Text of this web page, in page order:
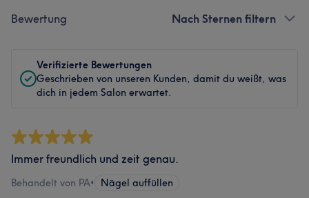
Bewertung Nach Sternen filtern
Verifizierte Bewertungen
Geschrieben von unseren Kunden, damit du weißt, was
dich in jedem Salon erwartet.
Immer freundlich und zeit genau.
Behandelt von PA• Nägel auffüllen